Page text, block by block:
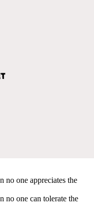
no one appreciates the
no one can tolerate the